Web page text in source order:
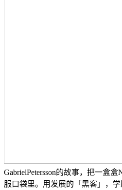
GabrielPetersson的故事，把一盒
服口袋里。用发展的「黑客」，